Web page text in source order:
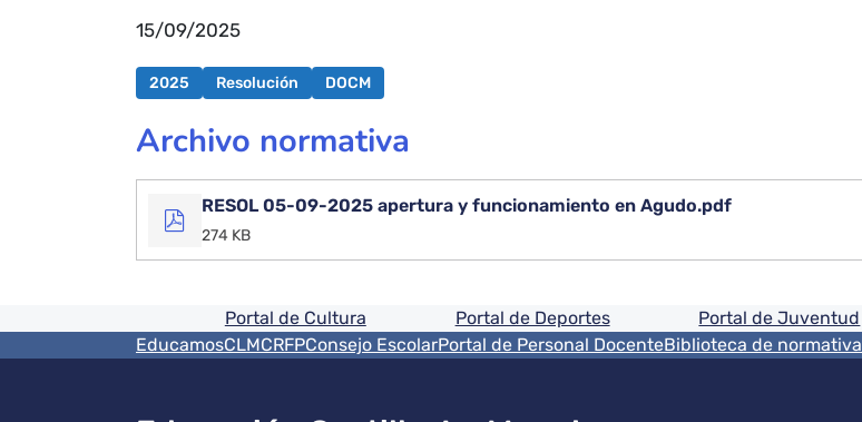
15/09/2025
2025 Resolución DOCM
Archivo normativa
RESOL 05-09-2025 apertura y funcionamiento en Agudo.pdf
274 KB
Pie de pagina información
Portal de Cultura Portal de Deportes Portal de Juventud
Menú del pie
EducamosCLMCRFPConsejo EscolarPortal de Personal DocenteBiblioteca de normativa